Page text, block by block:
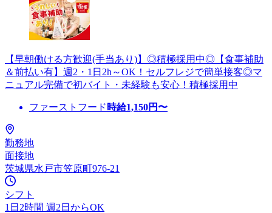
【早朝働ける方歓迎(手当あり)】◎積極採用中◎【食事補助
＆前払い有】週2・1日2h～OK！セルフレジで簡単接客◎マ
ニュアル完備で初バイト・未経験も安心！積極採用中
ファーストフード 時給1,150円〜
勤務地
面接地
茨城県水戸市笠原町976-21
シフト
1日2時間 週2日からOK